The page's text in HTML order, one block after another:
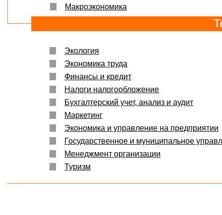
Макроэкономика
Экология
Экономика труда
Финансы и кредит
Налоги налогообложение
Бухгалтерский учет, анализ и аудит
Маркетинг
Экономика и управление на предприятии
Государственное и муниципальное
Менеджмент организации
Туризм